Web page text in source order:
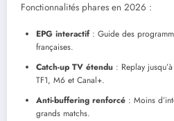
Fonctionnalités phares en 2026 :
EPG interactif: Guide des
françaises.
Catch-up TV étendu : Replay
TF1, M6 et Canal+.
Anti-buffering renforcé : Moins
grands matchs.